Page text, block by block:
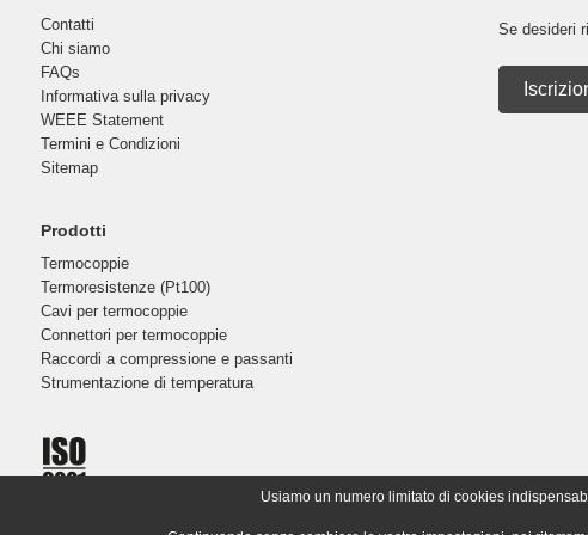
Contatti
Chi siamo
FAQs
Informativa sulla privacy
WEEE Statement
Termini e Condizioni
Sitemap
Prodotti
Termocoppie
Termoresistenze (Pt100)
Cavi per termocoppie
Connettori per termocoppie
Raccordi a compressione e passanti
Strumentazione di temperatura
Se desideri
Usiamo un numero limitato di cookies